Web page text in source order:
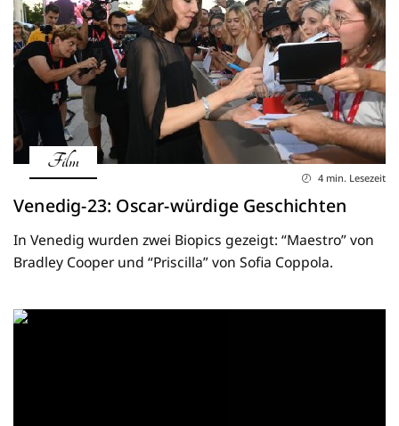
Film
4 min. Lesezeit
Venedig-23: Oscar-würdige Geschichten
In Venedig wurden zwei Biopics gezeigt: “Maestro” von
Bradley Cooper und “Priscilla” von Sofia Coppola.